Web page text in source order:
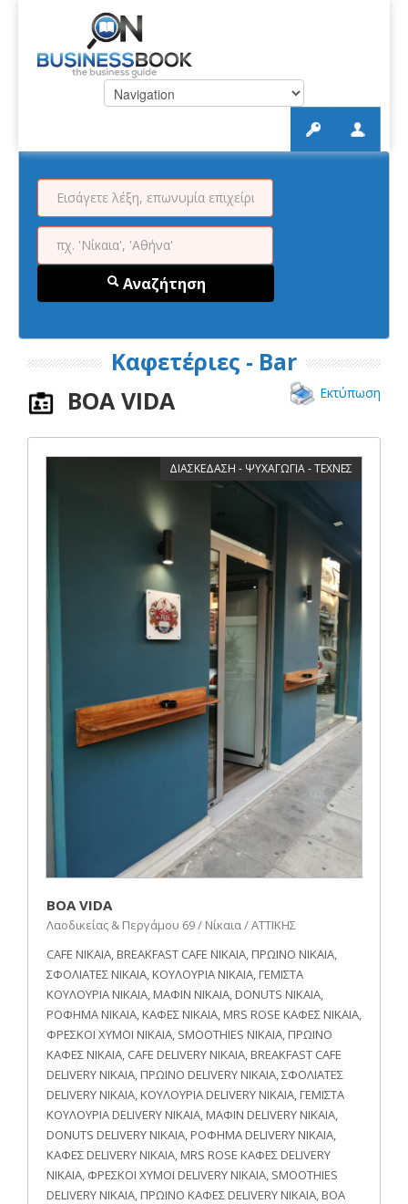
Αναζήτηση
Καφετέριες - Bar
BOA VIDA Εκτύπωση
ΔΙΑΣΚΕΔΑΣΗ - ΨΥΧΑΓΩΓΙΑ - ΤΕΧΝΕΣ
BOA VIDA
Λαοδικείας & Περγάμου 69 / Νίκαια / ΑΤΤΙΚΗΣ
CAFE ΝΙΚΑΙΑ, BREAKFAST CAFE ΝΙΚΑΙΑ, ΠΡΩΙΝΟ ΝΙΚΑΙΑ,
ΣΦΟΛΙΑΤΕΣ ΝΙΚΑΙΑ, ΚΟΥΛΟΥΡΙΑ ΝΙΚΑΙΑ, ΓΕΜΙΣΤΑ
ΚΟΥΛΟΥΡΙΑ ΝΙΚΑΙΑ, ΜΑΦΙΝ ΝΙΚΑΙΑ, DONUTS ΝΙΚΑΙΑ,
ΡΟΦΗΜΑ ΝΙΚΑΙΑ, ΚΑΦΕΣ ΝΙΚΑΙΑ, MRS ROSE ΚΑΦΕΣ ΝΙΚΑΙΑ,
ΦΡΕΣΚΟΙ ΧΥΜΟΙ ΝΙΚΑΙΑ, SMOOTHIES ΝΙΚΑΙΑ, ΠΡΩΙΝΟ
ΚΑΦΕΣ ΝΙΚΑΙΑ, CAFE DELIVERY ΝΙΚΑΙΑ, BREAKFAST CAFE
DELIVERY ΝΙΚΑΙΑ, ΠΡΩΙΝΟ DELIVERY ΝΙΚΑΙΑ, ΣΦΟΛΙΑΤΕΣ
DELIVERY ΝΙΚΑΙΑ, ΚΟΥΛΟΥΡΙΑ DELIVERY ΝΙΚΑΙΑ, ΓΕΜΙΣΤΑ
ΚΟΥΛΟΥΡΙΑ DELIVERY ΝΙΚΑΙΑ, ΜΑΦΙΝ DELIVERY ΝΙΚΑΙΑ,
DONUTS DELIVERY ΝΙΚΑΙΑ, ΡΟΦΗΜΑ DELIVERY ΝΙΚΑΙΑ,
ΚΑΦΕΣ DELIVERY ΝΙΚΑΙΑ, MRS ROSE ΚΑΦΕΣ DELIVERY
ΝΙΚΑΙΑ, ΦΡΕΣΚΟΙ ΧΥΜΟΙ DELIVERY ΝΙΚΑΙΑ, SMOOTHIES
DELIVERY ΝΙΚΑΙΑ, ΠΡΩΙΝΟ ΚΑΦΕΣ DELIVERY ΝΙΚΑΙΑ, BOA